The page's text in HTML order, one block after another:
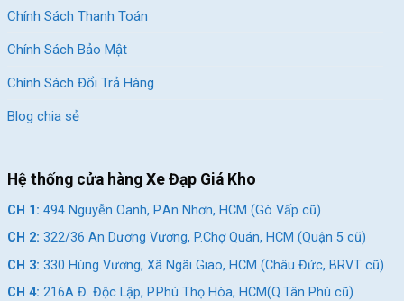
Cửa hàng xe đạp Gò Vấp:
Cửa hàng xe đạp Quận 5:
Cửa hàng xe đạp Dĩ An:Nhấn để xem đường đi
Cửa hàng xe đạp Thủ Dầu Một:Nhấn để xem đường đi
Chính Sách Thanh Toán
Chính Sách Bảo Mật
Chính Sách Đổi Trả Hàng
Blog chia sẻ
Hệ thống cửa hàng Xe Đạp Giá Kho
CH 1: 494 Nguyễn Oanh, P.An Nhơn, HCM (Gò Vấp cũ)
CH 2: 322/36 An Dương Vương, P.Chợ Quán, HCM (Quận 5 cũ)
CH 3: 330 Hùng Vương, Xã Ngãi Giao, HCM (Châu Đức, BRVT cũ)
CH 4: 216A Đ. Độc Lập, P.Phú Thọ Hòa, HCM(Q.Tân Phú cũ)